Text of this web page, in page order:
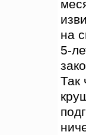
на
5-
Так